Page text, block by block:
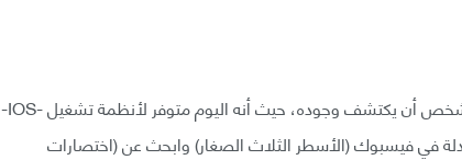
تم وضع زر اختصار هذه الميزة بشكل لا يسمح لأي شخص أن يكتشف وجوده، حيث أنه اليوم متوفر لأنظمة تشغيل -IOS-
في فيسبوك (الأسطر الثلاث الصغار) وابحث عن (اختصارات